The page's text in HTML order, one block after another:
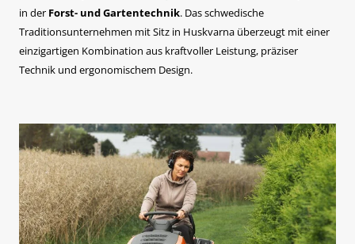
in der Forst- und Gartentechnik. Das schwedische
Traditionsunternehmen mit Sitz in Huskvarna überzeugt mit einer
einzigartigen Kombination aus kraftvoller Leistung, präziser
Technik und ergonomischem Design.